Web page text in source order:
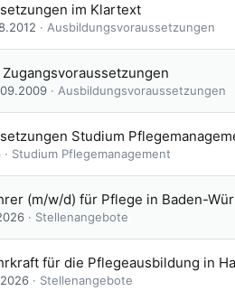
im Klartext
Ausbildungsvoraussetzungen
Ausbildungsvoraussetzungen
Studium
Studium Pflegemanagement
(m/w/d) für Pflege in Baden-
Stellenangebote
für die Pflegeausbildung in
Stellenangebote